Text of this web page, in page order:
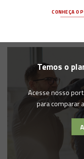
CONHEÇA O
Temos o
Acesse nosso
para comparar